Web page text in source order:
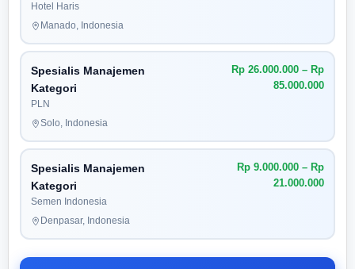
Hotel Haris
Manado, Indonesia
Spesialis Manajemen
Kategori
PLN
Rp 26.000.000 – Rp
85.000.000
Solo, Indonesia
Spesialis Manajemen
Kategori
Semen Indonesia
Rp 9.000.000 – Rp
21.000.000
Denpasar, Indonesia